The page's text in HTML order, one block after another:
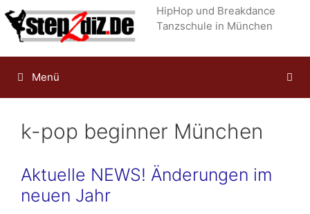
HipHop und Breakdance
Tanzschule in München
Menü
k-pop beginner München
Aktuelle NEWS! Änderungen im
neuen Jahr